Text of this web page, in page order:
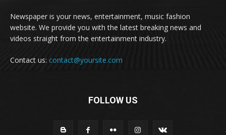
Newspaper is your news, entertainment, music fashion
website. We provide you with the latest breaking news and
videos straight from the entertainment industry.
Contact us: contact@yoursite.com
FOLLOW US